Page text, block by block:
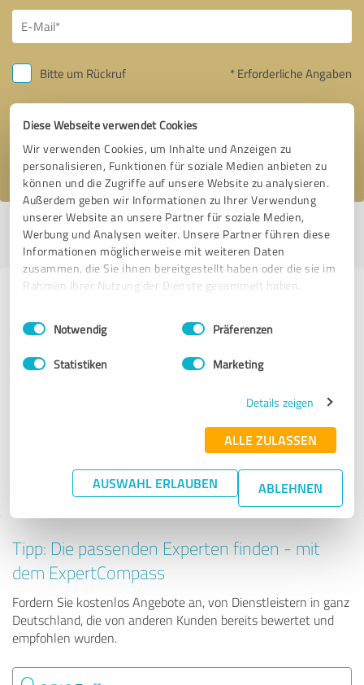
Diese Webseite verwendet Cookies
Wir verwenden Cookies, um Inhalte und Anzeigen zu
personalisieren, Funktionen für soziale Medien anbieten zu
können und die Zugriffe auf unsere Website zu analysieren.
Außerdem geben wir Informationen zu Ihrer Verwendung
unserer Website an unsere Partner für soziale Medien,
Werbung und Analysen weiter. Unsere Partner führen diese
Informationen möglicherweise mit weiteren Daten
zusammen, die Sie ihnen bereitgestellt haben oder die sie im
Rahmen Ihrer Nutzung der Dienste gesammelt haben.
Impressum Datenschutzbestimmungen
Einwilligungsauswahl
Notwendig Präferenzen
Statistiken Marketing
Details zeigen
ALLE ZULASSEN
AUSWAHL ERLAUBEN ABLEHNEN
Bitte um Rückruf * Erforderliche Angaben
Nachricht senden
Ich stimme den Datenschutzbestimmungenzu.
Profil aktiv seit 14.10.2022 |Letzte Aktualisierung: 13.07.2026|Profil
melden
Anbietern aus dem Bereich Online
Tipp: Die passenden Experten finden - mit
dem ExpertCompass
Fordern Sie kostenlos Angebote an, von Dienstleistern in ganz
Deutschland, die von anderen Kunden bereits bewertet und
empfohlen wurden.